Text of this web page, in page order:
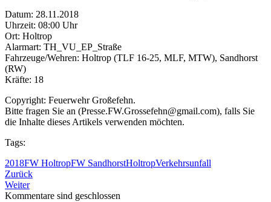
Datum: 28.11.2018
Uhrzeit: 08:00 Uhr
Ort: Holtrop
Alarmart: TH_VU_EP_Straße
Fahrzeuge/Wehren: Holtrop (TLF 16-25, MLF, MTW), Sandhorst
(RW)
Kräfte: 18
Copyright: Feuerwehr Großefehn.
Bitte fragen Sie an (Presse.FW.Grossefehn@gmail.com), falls Sie
die Inhalte dieses Artikels verwenden möchten.
Tags:
2018FW HoltropFW SandhorstHoltropVerkehrsunfall
Zurück
Weiter
Kommentare sind geschlossen